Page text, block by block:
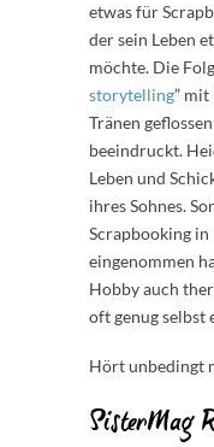
etwas für
der sein Leben
möchte. Die
storytelling” mit
Tränen
beeindruckt.
Leben und
ihres Sohnes.
Scrapbooking
eingenommen
Hobby auch
oft genug selbst
Hört unbedingt
SisterMag